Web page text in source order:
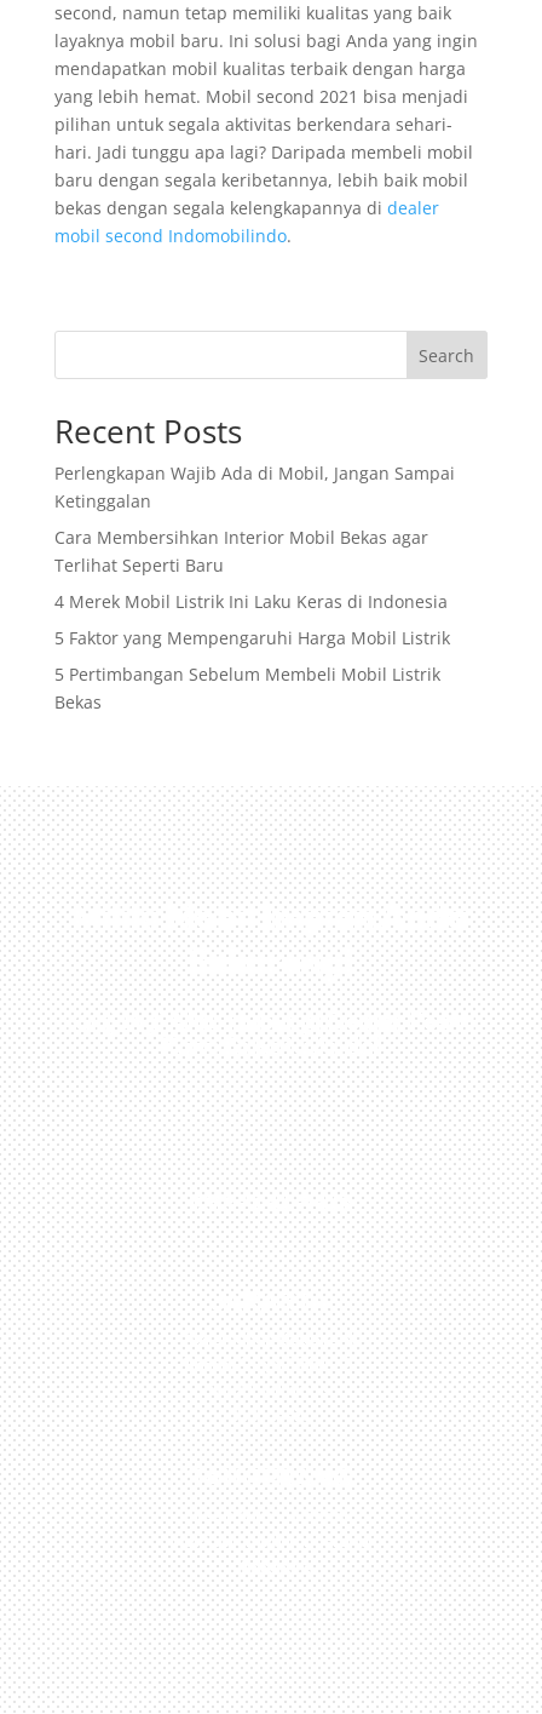
second, namun tetap memiliki kualitas yang baik
layaknya mobil baru. Ini solusi bagi Anda yang ingin
mendapatkan mobil kualitas terbaik dengan harga
yang lebih hemat. Mobil second 2021 bisa menjadi
pilihan untuk segala aktivitas berkendara sehari-
hari. Jadi tunggu apa lagi? Daripada membeli mobil
baru dengan segala keribetannya, lebih baik mobil
bekas dengan segala kelengkapannya di dealer
mobil second Indomobilindo.
Search
Recent Posts
Perlengkapan Wajib Ada di Mobil, Jangan Sampai
Ketinggalan
Cara Membersihkan Interior Mobil Bekas agar
Terlihat Seperti Baru
4 Merek Mobil Listrik Ini Laku Keras di Indonesia
5 Faktor yang Mempengaruhi Harga Mobil Listrik
5 Pertimbangan Sebelum Membeli Mobil Listrik
Bekas
Miliki Mobil Impian Anda
Sekarang!
Kunjungi Atau Hubungi Dealer Resmi
Kami Di Kota Anda!
0813-1054-7548
JAKARTA
Perumahan Boulevard
Taman Surya 3 Blok h2,
No.27, Jakarta –
Indonesia
TANGERANG
Husein Sastra Negara,
No.8 Jurumudi Tangerang
– Indonesia